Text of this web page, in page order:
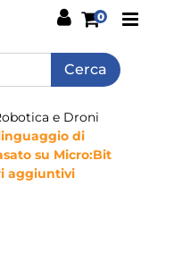
0
e Droni
di
su Micro:Bit
aggiuntivi